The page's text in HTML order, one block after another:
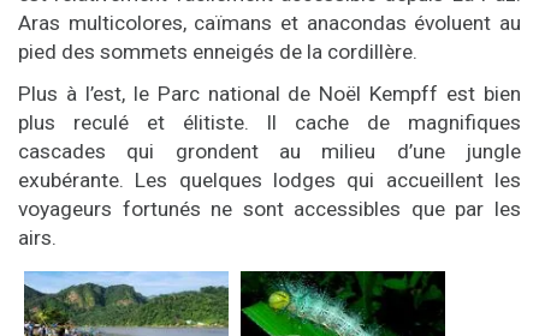
Aras multicolores, caïmans et anacondas évoluent au
pied des sommets enneigés de la cordillère.
Plus à l’est, le Parc national de Noël Kempff est bien
plus reculé et élitiste. Il cache de magnifiques
cascades qui grondent au milieu d’une jungle
exubérante. Les quelques lodges qui accueillent les
voyageurs fortunés ne sont accessibles que par les
airs.